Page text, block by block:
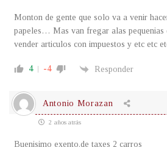
Monton de gente que solo va a venir
papeles… Mas van fregar alas pequenias
vender articulos con impuestos y etc
4 -4 Responder
Antonio Morazan
2 años atrás
Buenisimo exento.de taxes 2 carros